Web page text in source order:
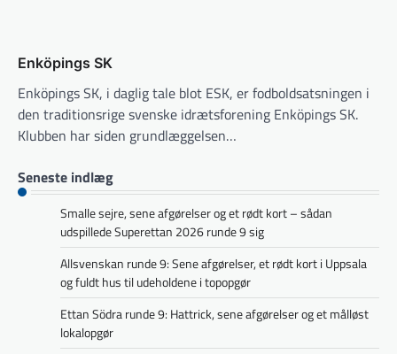
Enköpings SK
Enköpings SK, i daglig tale blot ESK, er fodboldsatsningen i
den traditionsrige svenske idrætsforening Enköpings SK.
Klubben har siden grundlæggelsen…
Seneste indlæg
Smalle sejre, sene afgørelser og et rødt kort – sådan
udspillede Superettan 2026 runde 9 sig
Allsvenskan runde 9: Sene afgørelser, et rødt kort i Uppsala
og fuldt hus til udeholdene i topopgør
Ettan Södra runde 9: Hattrick, sene afgørelser og et målløst
lokalopgør